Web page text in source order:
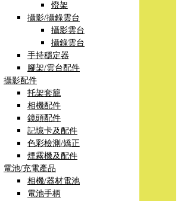
燈架
攝影/攝錄雲台
攝影雲台
攝錄雲台
手持穩定器
腳架/雲台配件
攝影配件
托架套籠
相機配件
鏡頭配件
記憶卡及配件
色彩檢測/矯正
煙霧機及配件
電池/充電產品
相機/器材電池
電池手柄